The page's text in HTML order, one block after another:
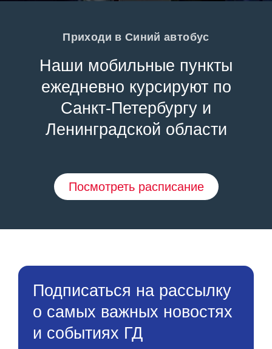
Приходи в Синий автобус
Наши мобильные пункты
ежедневно курсируют по
Санкт-Петербургу и
Ленинградской области
Посмотреть расписание
Подписаться на рассылку
о самых важных новостях
и событиях ГД